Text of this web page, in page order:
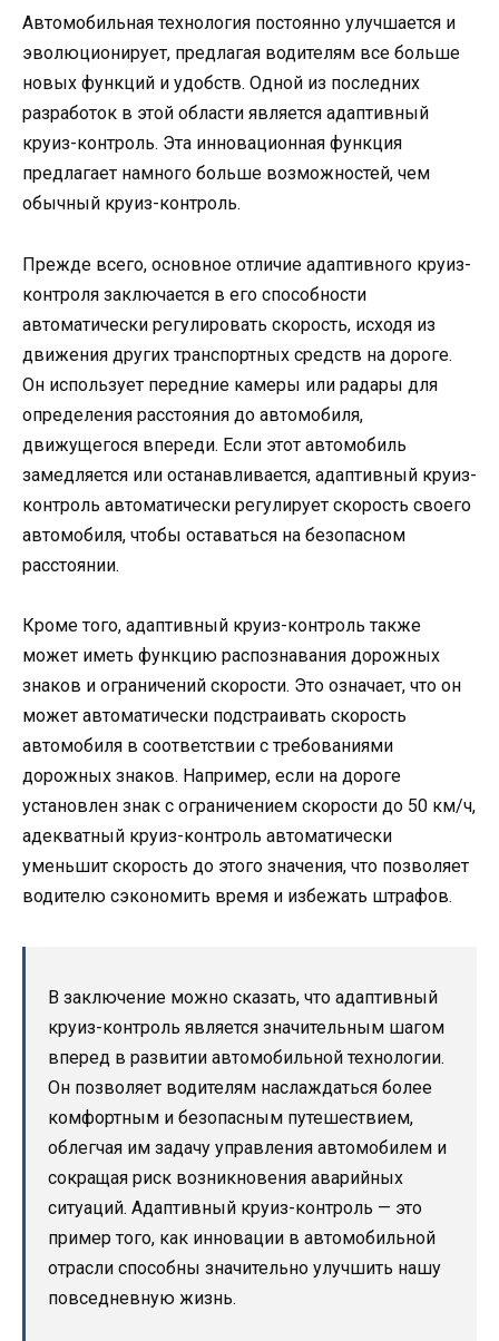
Автомобильная технология постоянно улучшается и
эволюционирует, предлагая водителям все больше
новых функций и удобств. Одной из последних
разработок в этой области является адаптивный
круиз-контроль. Эта инновационная функция
предлагает намного больше возможностей, чем
обычный круиз-контроль.
Прежде всего, основное отличие адаптивного круиз-
контроля заключается в его способности
автоматически регулировать скорость, исходя из
движения других транспортных средств на дороге.
Он использует передние камеры или радары для
определения расстояния до автомобиля,
движущегося впереди. Если этот автомобиль
замедляется или останавливается, адаптивный круиз-
контроль автоматически регулирует скорость своего
автомобиля, чтобы оставаться на безопасном
расстоянии.
Кроме того, адаптивный круиз-контроль также
может иметь функцию распознавания дорожных
знаков и ограничений скорости. Это означает, что он
может автоматически подстраивать скорость
автомобиля в соответствии с требованиями
дорожных знаков. Например, если на дороге
установлен знак с ограничением скорости до 50 км/ч,
адекватный круиз-контроль автоматически
уменьшит скорость до этого значения, что позволяет
водителю сэкономить время и избежать штрафов.
В заключение можно сказать, что адаптивный
круиз-контроль является значительным шагом
вперед в развитии автомобильной технологии.
Он позволяет водителям наслаждаться более
комфортным и безопасным путешествием,
облегчая им задачу управления автомобилем и
сокращая риск возникновения аварийных
ситуаций. Адаптивный круиз-контроль — это
пример того, как инновации в автомобильной
отрасли способны значительно улучшить нашу
повседневную жизнь.